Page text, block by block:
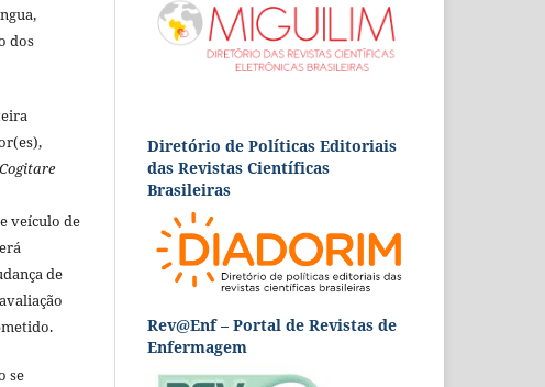
dos
Cogitare
veículo de
de
se
Diretório de Políticas Editoriais
das Revistas Científicas
Brasileiras
Rev@Enf – Portal de Revistas de
Enfermagem